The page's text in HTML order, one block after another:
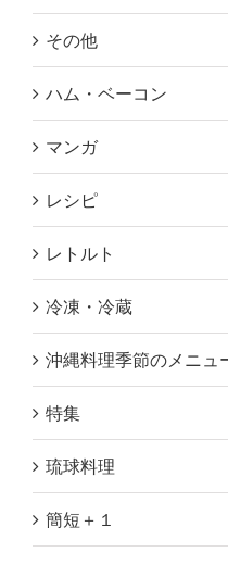
その他
ハム・ベーコン
マンガ
レシピ
レトルト
冷凍・冷蔵
沖縄料理季節のメニュ
特集
琉球料理
簡短＋１